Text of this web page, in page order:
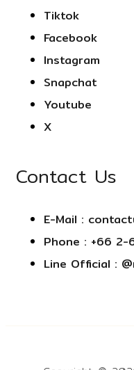
Tiktok
Facebook
Instagram
Snapchat
Youtube
X
Contact Us
E-Mail :
Phone : +66
Line Official :